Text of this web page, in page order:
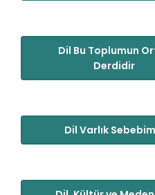
Dil Bu Toplumun
Derdidir
Dil Varlık